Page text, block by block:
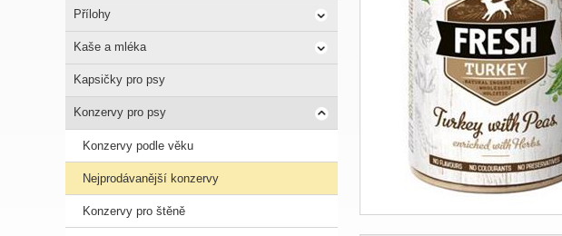
Přílohy
Kaše a mléka
Kapsičky pro psy
Konzervy pro psy
Konzervy podle věku
Nejprodávanější konzervy
Konzervy pro štěně